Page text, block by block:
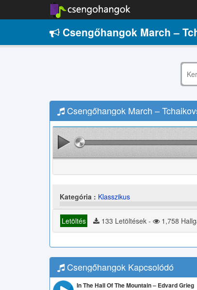
Csengőhangok March –
Csengőhangok March –
Kategória : Klasszikus
Letöltés 133 Letöltések - 1,758
Csengőhangok Kapcsolódó
In The Hall Of The Mountain – Edvard Grieg